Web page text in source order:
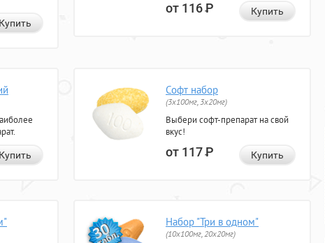
Купить
от 116Р Купить
Купить
Софт набор
(3x100мг, 3x20мг)
Выбери софт-препарат на свой
вкус!
от 117Р Купить
Набор "Три в одном"
(10x100мг, 20x20мг)